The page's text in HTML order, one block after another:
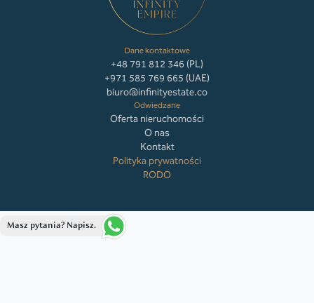
Dane kontaktowe
+48 791 812 346 (PL)
+971 585 769 665 (UAE)
biuro@infinityestate.co
Odwiedzane
Oferta nieruchomości
O nas
Kontakt
Polityka prywatności
RODO
Masz pytania? Napisz.